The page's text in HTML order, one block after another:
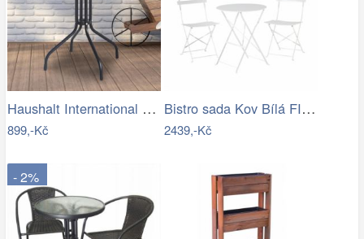
Haushalt International Balkonový stolek…
899,-Kč
Bistro sada Kov Bílá FIORI
2439,-Kč
- 2%